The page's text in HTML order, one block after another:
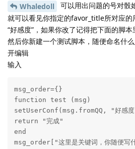
Whaledoll 可以用出问题的号对骰
就可以看见你指定的favor_title所对应的
“好感度”，如果你改了记得把下面的脚本
然后你新建一个测试脚本，随便命名什
开编辑
输入
msg_order={}
function test (msg)
setUserConf(msg.fromQQ, "好感
return "完成"
end
msg_order["这里是关键词，你随便